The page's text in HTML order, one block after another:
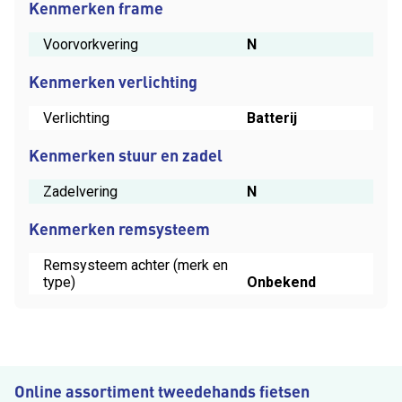
Kenmerken frame
Voorvorkvering N
Kenmerken verlichting
Verlichting Batterij
Kenmerken stuur en zadel
Zadelvering N
Kenmerken remsysteem
Remsysteem achter (merk en
type)
Onbekend
Online assortiment tweedehands fietsen